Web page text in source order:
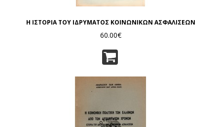
Η ΙΣΤΟΡΙΑ ΤΟΥ ΙΔΡΥΜΑΤΟΣ ΚΟΙΝΩΝΙΚΩΝ ΑΣΦΑΛΙΣΕΩΝ
60.00€